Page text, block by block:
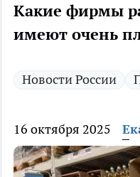
Какие фирмы
имеют очень
Новости России
16 октября 2025